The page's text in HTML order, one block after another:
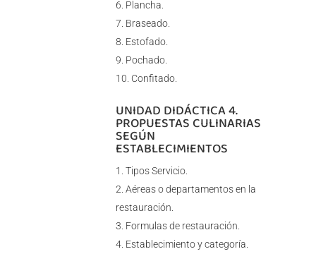
Plancha.
Braseado.
Estofado.
Pochado.
Confitado.
UNIDAD DIDÁCTICA 4.
PROPUESTAS CULINARIAS
SEGÚN
ESTABLECIMIENTOS
Tipos Servicio.
Aéreas o departamentos en la
restauración.
Formulas de restauración.
Establecimiento y categoría.